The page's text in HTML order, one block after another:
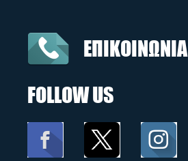
ΕΠΙΚΟΙΝΩΝΙΑ
FOLLOW US